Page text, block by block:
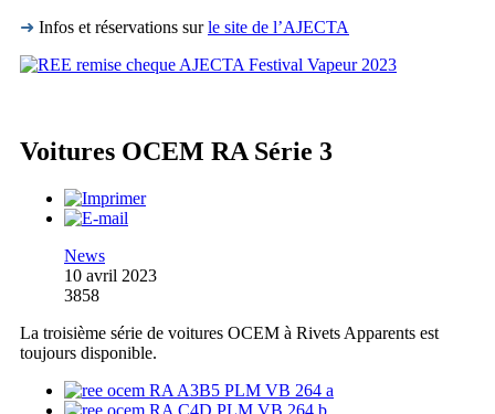
➜ Infos et réservations surle site de l’AJECTA
Voitures OCEM RA Série 3
News
10 avril 2023
3858
La troisième série de voitures OCEM à Rivets Apparents est
toujours disponible.